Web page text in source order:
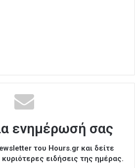
ενημέρωσή σας
του Hours.gr και δείτε
ειδήσεις της ημέρας.